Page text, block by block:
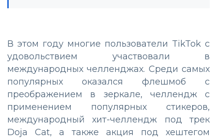
В этом году многие пользователи TikTok с
удовольствием участвовали в
международных челленджах. Среди самых
популярных оказался флешмоб с
преображением в зеркале, челлендж с
применением популярных стикеров,
международный хит-челлендж под трек
Doja Cat, а также акция под хештегом